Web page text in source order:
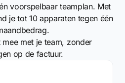
voorspelbaar teamplan. Met
je tot 10 apparaten tegen één
met je team, zonder
op de factuur.